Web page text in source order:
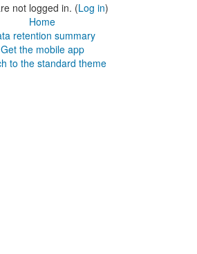
not logged in. (Log in)
Home
retention summary
Get the mobile app
to the standard theme